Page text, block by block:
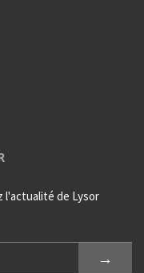
l'actualité de Lysor